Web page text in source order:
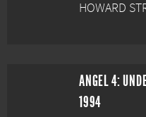
HOWARD
ANGEL 4:
1994